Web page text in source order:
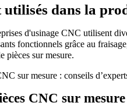
dans la
d'usinage CNC utilisent
fonctionnels grâce au
pièces sur mesure.
CNC sur mesure